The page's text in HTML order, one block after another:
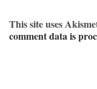
This site uses
comment data is